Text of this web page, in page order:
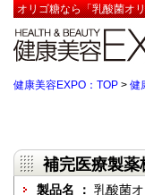
オリゴ糖なら「乳酸菌オ
健康美容EXPO：TOP > 健
補完医療製薬
製品名 ： 乳酸菌